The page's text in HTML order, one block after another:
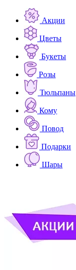
Акции
Цветы
Букеты
Розы
Тюльпаны
Кому
Повод
Подарки
Шары